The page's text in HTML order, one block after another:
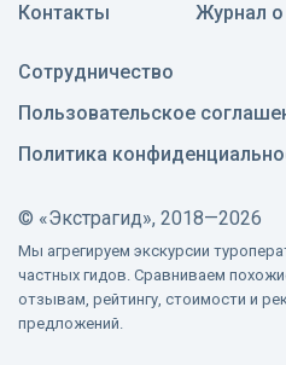
Контакты
Журнал о
Сотрудничество
Пользовательское
Политика
© «Экстрагид», 2018—2026
Мы агрегируем экскурсии
частных гидов. Сравниваем
отзывам, рейтингу, стоимости и
предложений.